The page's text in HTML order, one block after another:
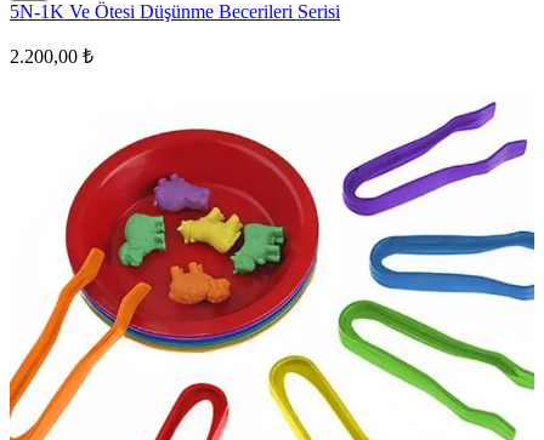
5N-1K Ve Ötesi Düşünme Becerileri Serisi
2.200,00 ₺